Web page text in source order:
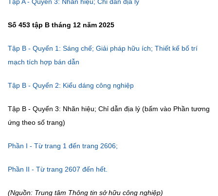
Tiêu chuẩn, đo lường, chất lượng
Năng lượng nguyên tử
Tin tổng hợp
Đổi mới sáng tạo
Chuyển đổi số
Bưu chính, Viễn thông
THƯ ĐIỆN TỬ
Số 453 tập B tháng 12 năm 2025
Tập B - Quyển 1: Sáng chế; Giải pháp hữu ích; Thiết kế bố trí
mạch tích hợp bán dẫn
Tập B - Quyển 2: Kiểu dáng công nghiệp
Tập B - Quyển 3: Nhãn hiệu; Chỉ dẫn địa lý (bấm vào Phần tương
ứng theo số trang)
Phần I - Từ trang 1 đến trang 2606;
Phần II - Từ trang 2607 đến hết.
(Nguồn: Trung tâm Thông tin sở hữu công nghiệp)